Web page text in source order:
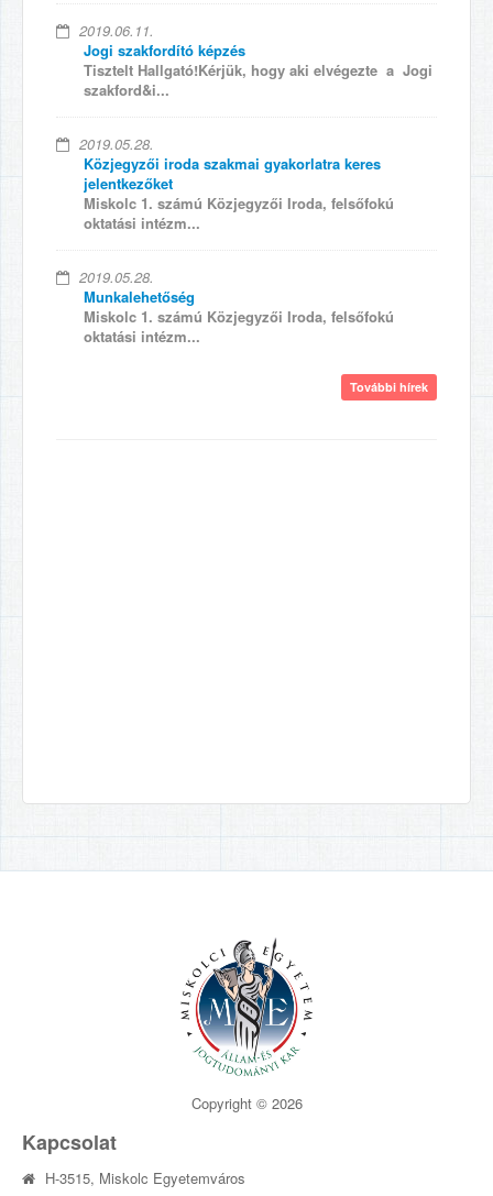
2019.06.11.
Jogi szakfordító képzés
Tisztelt Hallgató!Kérjük, hogy aki elvégezte a Jogi
szakford&i...
2019.05.28.
Közjegyzői iroda szakmai gyakorlatra keres
jelentkezőket
Miskolc 1. számú Közjegyzői Iroda, felsőfokú
oktatási intézm...
2019.05.28.
Munkalehetőség
Miskolc 1. számú Közjegyzői Iroda, felsőfokú
oktatási intézm...
További hírek
Copyright © 2026
Kapcsolat
H-3515, Miskolc Egyetemváros